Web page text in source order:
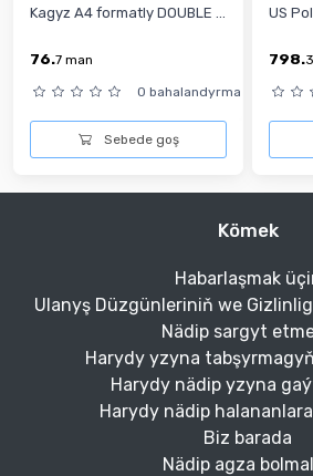
Kagyz А4 formatly DOUBLE ...
76.7 man
0 bahalandyrma
Sebede goş
US
798.3
Kömek
Habarlaşmak
Ulanyş Düzgünleriniň we
Nädip sargyt
Harydy yzyna
Harydy nädip yzyna
Harydy nädip
Biz barada
Nädip agza